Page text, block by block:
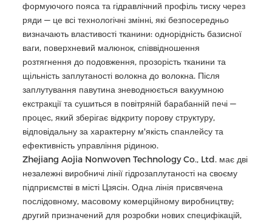
формуючого пояса та гідравлічний профіль тиску через
ряди — це всі технологічні змінні, які безпосередньо
визначають властивості тканини: однорідність базисної
ваги, поверхневий малюнок, співвідношення
розтягнення до подовження, прозорість тканини та
щільність заплутаності волокна до волокна. Після
заплутування павутина зневоднюється вакуумною
екстракції та сушиться в повітряній барабанній печі —
процес, який зберігає відкриту порову структуру,
відповідальну за характерну м'якість спанлейсу та
ефективність управління рідиною.
Zhejiang Aojia Nonwoven Technology Co., Ltd. має дві
незалежні виробничі лінії гідрозаплутаності на своєму
підприємстві в місті Цзясін. Одна лінія присвячена
послідовному, масовому комерційному виробництву;
другий призначений для розробки нових специфікацій,